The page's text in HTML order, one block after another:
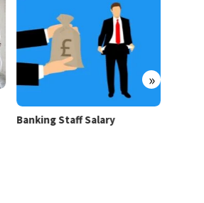
»
Banking Staff Salary